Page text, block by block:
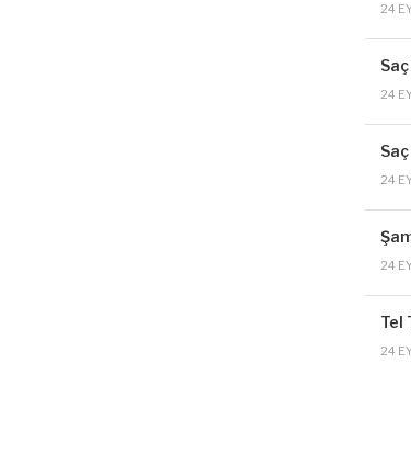
24
24
24
24
Tel
24